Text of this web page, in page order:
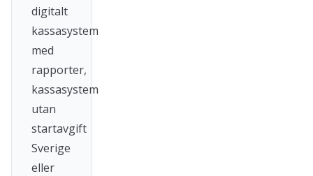
digitalt
kassasystem
med
rapporter,
kassasystem
utan
startavgift
Sverige
eller